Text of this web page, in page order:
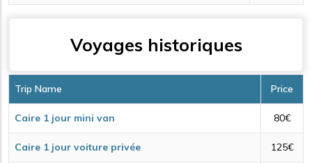
Voyages historiques
Trip Name Price
Caire 1 jour mini van 80€
Caire 1 jour voiture privée 125€